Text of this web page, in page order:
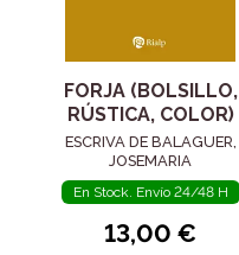
FORJA (BOLSILLO,
RÚSTICA, COLOR)
ESCRIVA DE BALAGUER,
JOSEMARIA
En Stock. Envío 24/48 H
13,00 €